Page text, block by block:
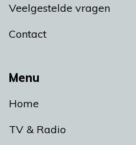
Menu
Home
TV & Radio
Veelgestelde vragen
Contact